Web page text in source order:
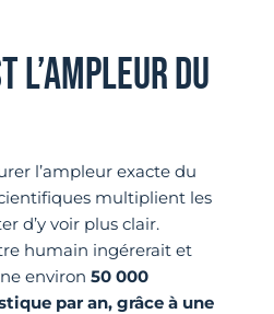
L’AMPLEUR DU
l’ampleur exacte du
multiplient les
d’y voir plus clair.
humain ingérerait et
environ 50 000
par an, grâce à une